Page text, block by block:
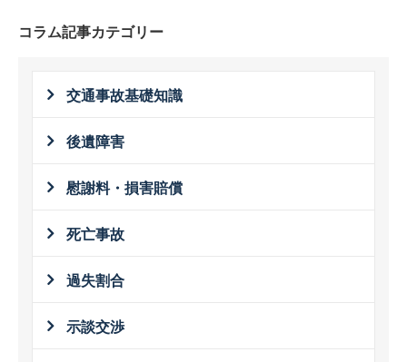
コラム記事カテゴリー
交通事故基礎知識
後遺障害
慰謝料・損害賠償
死亡事故
過失割合
示談交渉